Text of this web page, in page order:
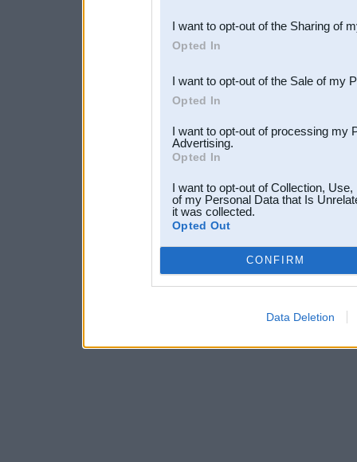
Downstream Participants
third parties.
I want to opt-out of the Sharing of
Opted In
I want to opt-out of the Sale of my
Opted In
I want to opt-out of processing my
Advertising.
Opted In
I want to opt-out of Collection,
of my Personal Data that Is
it was collected.
Opted Out
CONFIRM
Data Deletion